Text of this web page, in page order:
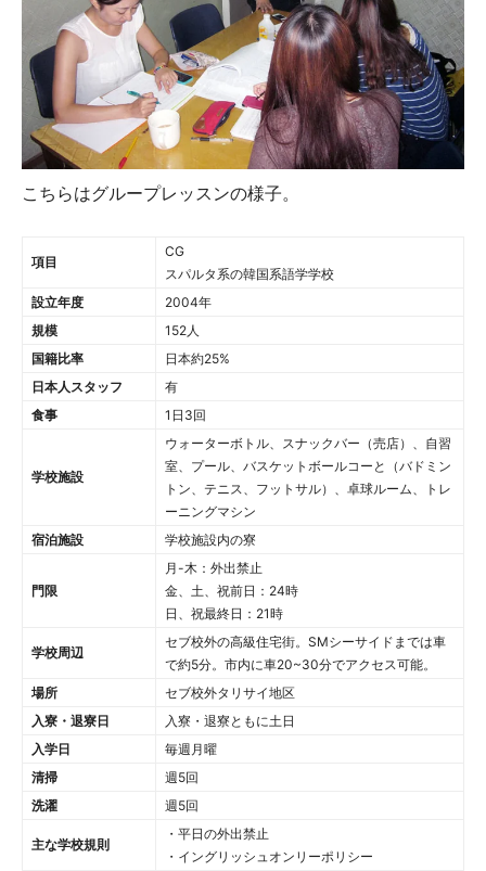
こちらはグループレッスンの様子。
項目
CG
スパルタ系の韓国系語学学校
設立年度
2004年
規模
152人
国籍比率
日本約25%
日本人スタッフ
有
食事
1日3回
学校施設
ウォーターボトル、スナックバー（売店）、自習
室、プール、バスケットボールコーと（バドミン
トン、テニス、フットサル）、卓球ルーム、トレ
ーニングマシン
宿泊施設
学校施設内の寮
門限
月-木：外出禁止
金、土、祝前日：24時
日、祝最終日：21時
学校周辺
セブ校外の高級住宅街。SMシーサイドまでは車
で約5分。市内に車20~30分でアクセス可能。
場所
セブ校外タリサイ地区
入寮・退寮日
入寮・退寮ともに土日
入学日
毎週月曜
清掃
週5回
洗濯
週5回
主な学校規則
・平日の外出禁止
・イングリッシュオンリーポリシー